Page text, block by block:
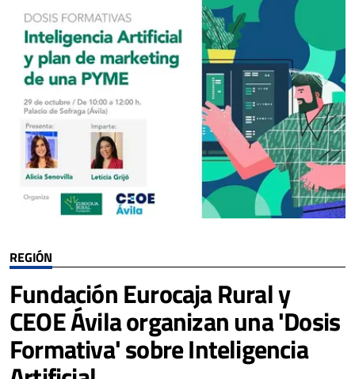
REGIÓN
Fundación Eurocaja Rural y
CEOE Ávila organizan una 'Dosis
Formativa' sobre Inteligencia